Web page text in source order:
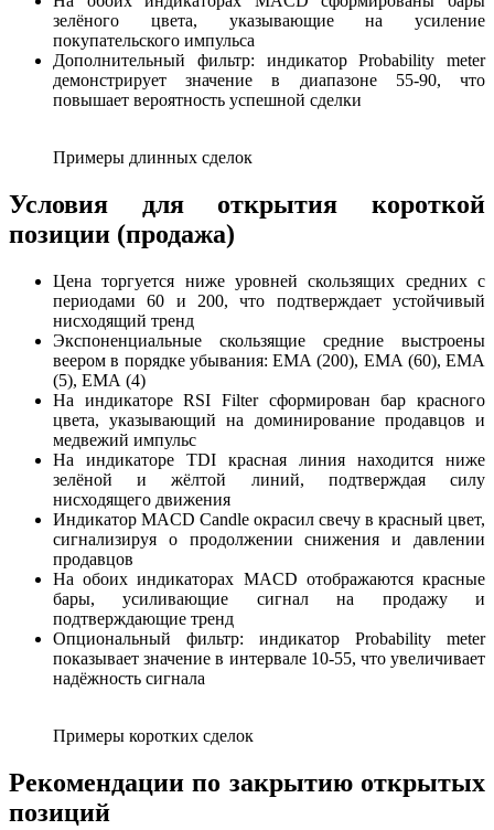
зелёного цвета, указывающие на усиление
покупательского импульса
Дополнительный фильтр: индикатор Probability meter
демонстрирует значение в диапазоне 55-90, что
повышает вероятность успешной сделки
Примеры длинных сделок
Условия для открытия короткой
позиции (продажа)
Цена торгуется ниже уровней скользящих средних с
периодами 60 и 200, что подтверждает устойчивый
нисходящий тренд
Экспоненциальные скользящие средние выстроены
веером в порядке убывания: ЕМА (200), ЕМА (60), ЕМА
(5), ЕМА (4)
На индикаторе RSI Filter сформирован бар красного
цвета, указывающий на доминирование продавцов и
медвежий импульс
На индикаторе TDI красная линия находится ниже
зелёной и жёлтой линий, подтверждая силу
нисходящего движения
Индикатор MACD Candle окрасил свечу в красный цвет,
сигнализируя о продолжении снижения и давлении
продавцов
На обоих индикаторах MACD отображаются красные
бары, усиливающие сигнал на продажу и
подтверждающие тренд
Опциональный фильтр: индикатор Probability meter
показывает значение в интервале 10-55, что увеличивает
надёжность сигнала
Примеры коротких сделок
Рекомендации по закрытию открытых
позиций